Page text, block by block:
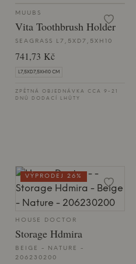
MUUBS
Vita Toothbrush Holder
SEAGRASS L7,5XD7,5XH10
741,73 Kč
L7,5XD7,5XH10 CM
ZPĚTNÁ OBJEDNÁVKA CCA 9-21
DNŮ DODACÍ LHŮTY
HOUSE DOCTOR
Storage Hdmira
BEIGE - NATURE -
206230200
VÝPRODEJ 26%